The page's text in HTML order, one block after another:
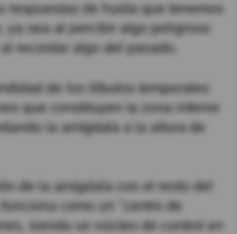
respuestas de huida que tenemos
ya sea al percibir algo peligroso
recordar algo del pasado.
de los lóbulos temporales
que constituyen la zona inferior
la amígdala a la altura de
de la amígdala con el resto del
como un "centro de
siendo un núcleo de control en